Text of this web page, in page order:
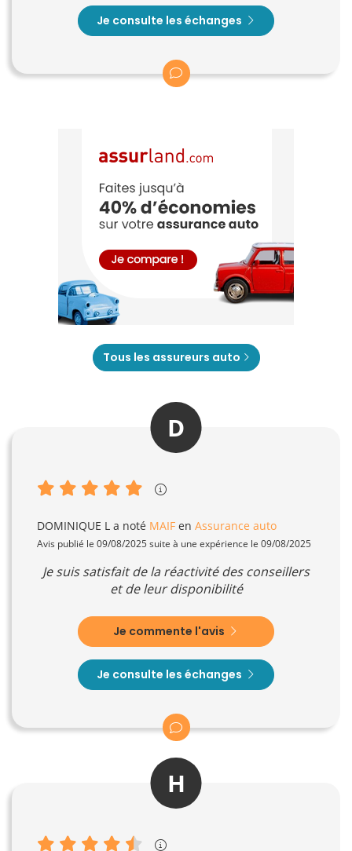
Je consulte les échanges
Tous les assureurs auto
D
DOMINIQUE L a noté MAIF en Assurance auto
Avis publié le 09/08/2025 suite à une expérience le 09/08/2025
Je suis satisfait de la réactivité des conseillers
et de leur disponibilité
Je commente l'avis
Je consulte les échanges
H